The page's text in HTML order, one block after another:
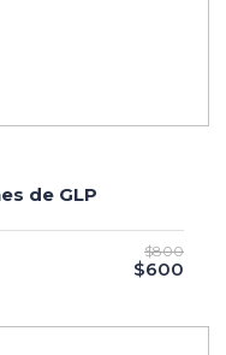
de GLP
$800
$600